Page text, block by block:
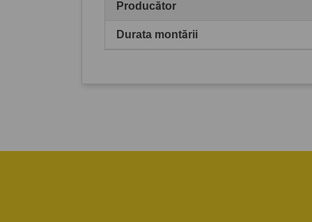
Producător
Durata montării